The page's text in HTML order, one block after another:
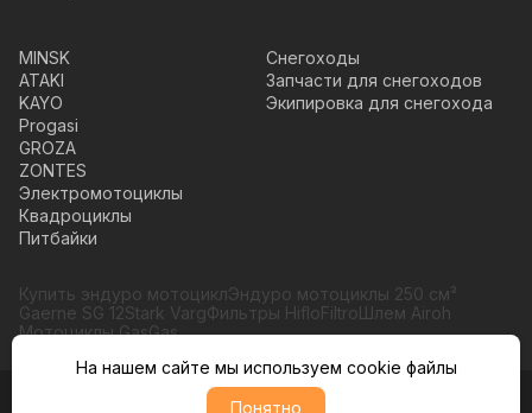
MINSK
ATAKI
KAYO
Progasi
GROZA
ZONTES
Электромотоциклы
Квадроциклы
Питбайки
Снегоходы
Запчасти для снегоходов
Экипировка для снегохода
Купить эндуро мотоциклЭндуро мотоциклы 250 см³
Gaerne SG 12Stark VargФильтры HifloFiltroШлем Airoh
Мотоциклы GasGas
© Moto365, Все права защищены
На нашем сайте мы используем cookie файлы
Понятно